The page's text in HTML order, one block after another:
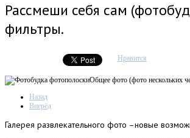
Рассмеши себя сам
фильтры.
Нравится
Общее фото (фото нескольких
Назад
Вперёд
Галерея развлекательного фото –новые